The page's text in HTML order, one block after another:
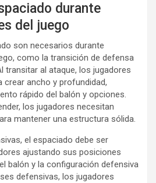
durante
del juego
son necesarios durante
como la transición de defensa
transitar al ataque, los jugadores
crear ancho y profundidad,
rápido del balón y opciones.
los jugadores necesitan
mantener una estructura sólida.
el espaciado debe ser
ajustando sus posiciones
balón y la configuración defensiva
defensivas, los jugadores